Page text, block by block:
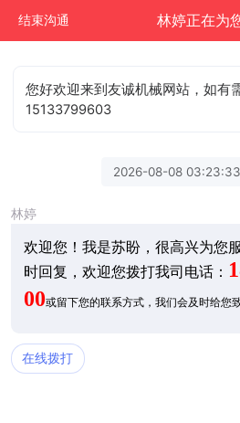
结束沟通 林婷正在为
您好欢迎来到友诚机械网站，如有
15133799603
2026-08-08
林婷
欢迎您！我是苏盼，很高兴为您
时回复，欢迎您拨打我司电话：
00或留下您的联系方式，我们会及时给您
在线拨打